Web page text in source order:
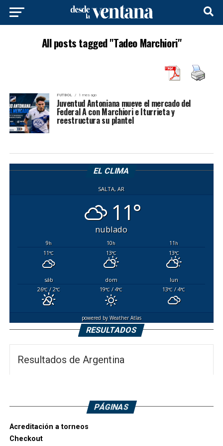
All posts tagged "Tadeo Marchiori"
FUTBOL 1 mes ago
Juventud Antoniana mueve el mercado del
Federal A con Marchiori e Iturrieta y
reestructura su plantel
EL CLIMA
SALTA, AR
11°
nublado
9h 10h 11h
11°C 13°C 13°C
sáb dom
lun
26°C/ 2°C 19°C / 4°C 13°C / 4°C
powered byWeather Atlas
RESULTADOS
Resultados de Argentina
PÁGINAS
Acreditación a torneos
Checkout